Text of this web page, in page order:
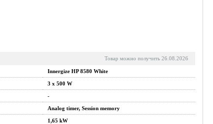
Товар можно получить 26.08.2026
Innergize HP 8580 White
3 x 500 W
-
Analog timer, Session memory
1,65 kW